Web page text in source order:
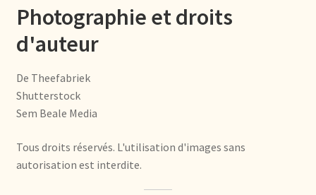
Lista de precios actualizada.
Marca personal
Meertaligheid
Photographie et droits
d'auteur
De Theefabriek
Shutterstock
Sem Beale Media
Tous droits réservés. L'utilisation d'images sans
autorisation est interdite.